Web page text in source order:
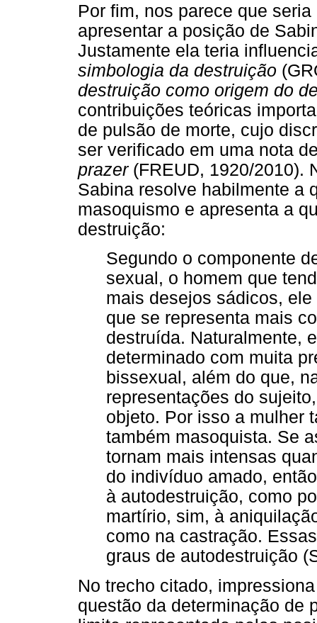
Por fim, nos parece que
apresentar a posição de
Justamente ela teria
simbologia da destruição
destruição como origem do
contribuições teóricas
de pulsão de morte, cujo
ser verificado em uma nota
prazer(FREUD, 1920/2010).
Sabina resolve habilmente a
masoquismo e apresenta a
destruição:
Segundo o componente
sexual, o homem que
mais desejos sádicos,
que se representa mais
destruída. Naturalmente,
determinado com muita
bissexual, além do que,
representações do
objeto. Por isso a mulher
também masoquista. Se
tornam mais intensas
do indivíduo amado,
à autodestruição, como
martírio, sim, à
como na castração.
graus de autodestruição
No trecho citado,
questão da determinação de